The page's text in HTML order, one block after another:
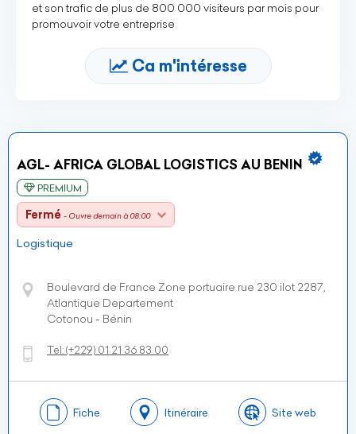
et son trafic de plus de 800 000 visiteurs par mois pour
promouvoir votre entreprise
Ca m'intéresse
AGL- AFRICA GLOBAL LOGISTICS AU BENIN
PREMIUM
Fermé - Ouvre demain à 08:00
Logistique
Boulevard de France Zone portuaire rue 230 ilot 2287,
Atlantique Departement
Cotonou - Bénin
Tel:(+229) 01 21 36 83 00
Fiche Itinéraire Site web